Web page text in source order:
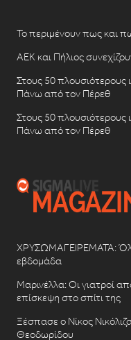
Το περιμένουν πως και
ΑΕΚ και Πήλιος
Στους 50 πλουσιότερους
Πάνω από τον Πέρεθ
Στους 50 πλουσιότερους
Πάνω από τον Πέρεθ
ΧΡΥΣΩΜΑΓΕΙΡΕΜΑΤΑ:
εβδομάδα
Μαρινέλλα: Οι γιατροί
επίσκεψη στο σπίτι της
Ξέσπασε ο Νίκος
Θεοδωρίδου